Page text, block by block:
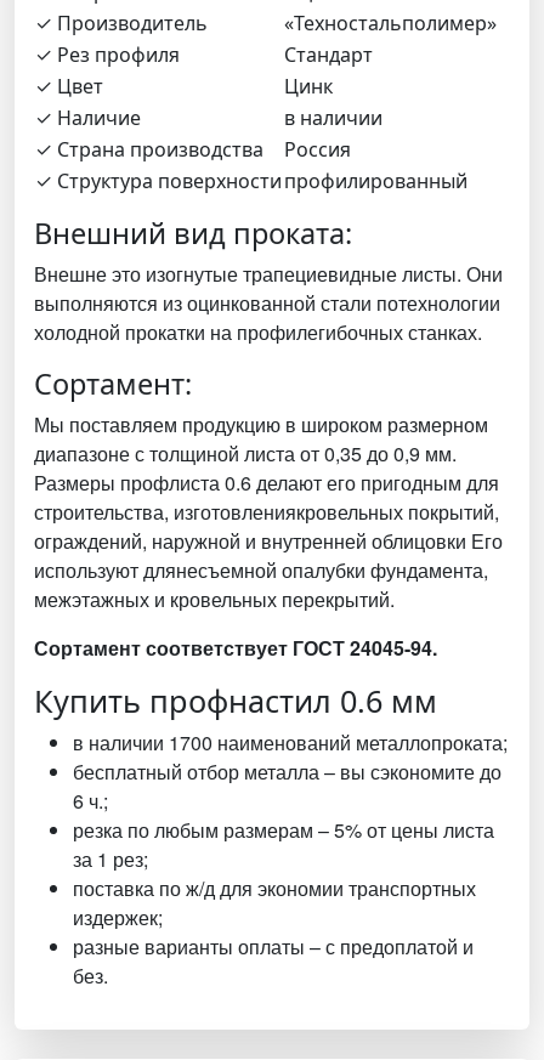
✓ Производитель
«Техностальполимер»
✓ Рез профиля
Стандарт
✓ Цвет
Цинк
✓ Наличие
в наличии
✓ Страна производства
Россия
✓ Структура поверхностипрофилированный
Внешний вид проката:
Внешне это изогнутые трапециевидные листы. Они
выполняются из оцинкованной стали потехнологии
холодной прокатки на профилегибочных станках.
Сортамент:
Мы поставляем продукцию в широком размерном
диапазоне с толщиной листа от 0,35 до 0,9 мм.
Размеры профлиста 0.6 делают его пригодным для
строительства, изготовлениякровельных покрытий,
ограждений, наружной и внутренней облицовки Его
используют длянесъемной опалубки фундамента,
межэтажных и кровельных перекрытий.
Сортамент соответствует ГОСТ 24045-94.
Купить профнастил 0.6 мм
в наличии 1700 наименований металлопроката;
бесплатный отбор металла – вы сэкономите до
6 ч.;
резка по любым размерам – 5% от цены листа
за 1 рез;
поставка по ж/д для экономии транспортных
издержек;
разные варианты оплаты – с предоплатой и
без.